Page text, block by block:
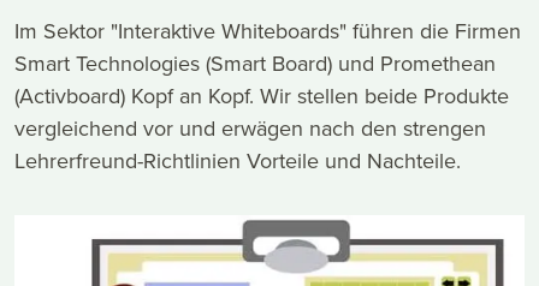
Im Sektor "Interaktive Whiteboards" führen die Firmen
Smart Technologies (Smart Board) und Promethean
(Activboard) Kopf an Kopf. Wir stellen beide Produkte
vergleichend vor und erwägen nach den strengen
Lehrerfreund-Richtlinien Vorteile und Nachteile.